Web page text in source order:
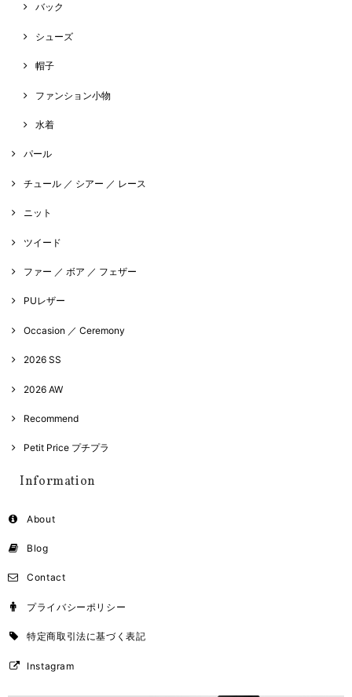
バック
シューズ
帽子
ファンション小物
水着
パール
チュール ／ シアー ／ レース
ニット
ツイード
ファー ／ ボア ／ フェザー
PUレザー
Occasion ／ Ceremony
2026 SS
2026 AW
Recommend
Petit Price プチプラ
Information
About
Blog
Contact
プライバシーポリシー
特定商取引法に基づく表記
Instagram